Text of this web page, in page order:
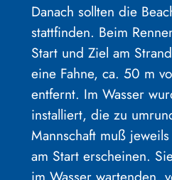
Danach sollten die
stattfinden. Beim
Start und Ziel am
eine Fahne, ca. 50 m
entfernt. Im Wasser
installiert, die zu
Mannschaft muß
am Start erscheinen.